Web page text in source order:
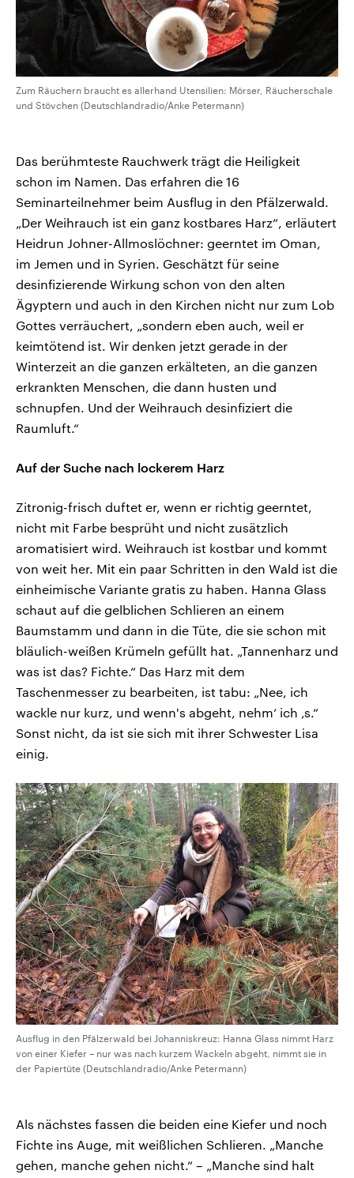
Zum Räuchern braucht es allerhand Utensilien: Mörser, Räucherschale
und Stövchen (Deutschlandradio/Anke Petermann)
Das berühmteste Rauchwerk trägt die Heiligkeit
schon im Namen. Das erfahren die 16
Seminarteilnehmer beim Ausflug in den Pfälzerwald.
„Der Weihrauch ist ein ganz kostbares Harz“, erläutert
Heidrun Johner-Allmoslöchner: geerntet im Oman,
im Jemen und in Syrien. Geschätzt für seine
desinfizierende Wirkung schon von den alten
Ägyptern und auch in den Kirchen nicht nur zum Lob
Gottes verräuchert, „sondern eben auch, weil er
keimtötend ist. Wir denken jetzt gerade in der
Winterzeit an die ganzen erkälteten, an die ganzen
erkrankten Menschen, die dann husten und
schnupfen. Und der Weihrauch desinfiziert die
Raumluft.“
Auf der Suche nach lockerem Harz
Zitronig-frisch duftet er, wenn er richtig geerntet,
nicht mit Farbe besprüht und nicht zusätzlich
aromatisiert wird. Weihrauch ist kostbar und kommt
von weit her. Mit ein paar Schritten in den Wald ist die
einheimische Variante gratis zu haben. Hanna Glass
schaut auf die gelblichen Schlieren an einem
Baumstamm und dann in die Tüte, die sie schon mit
bläulich-weißen Krümeln gefüllt hat. „Tannenharz und
was ist das? Fichte.“ Das Harz mit dem
Taschenmesser zu bearbeiten, ist tabu: „Nee, ich
wackle nur kurz, und wenn's abgeht, nehm‘ ich ‚s.“
Sonst nicht, da ist sie sich mit ihrer Schwester Lisa
einig.
Ausflug in den Pfälzerwald bei Johanniskreuz: Hanna Glass nimmt Harz
von einer Kiefer – nur was nach kurzem Wackeln abgeht, nimmt sie in
der Papiertüte (Deutschlandradio/Anke Petermann)
Als nächstes fassen die beiden eine Kiefer und noch
Fichte ins Auge, mit weißlichen Schlieren. „Manche
gehen, manche gehen nicht.“ – „Manche sind halt